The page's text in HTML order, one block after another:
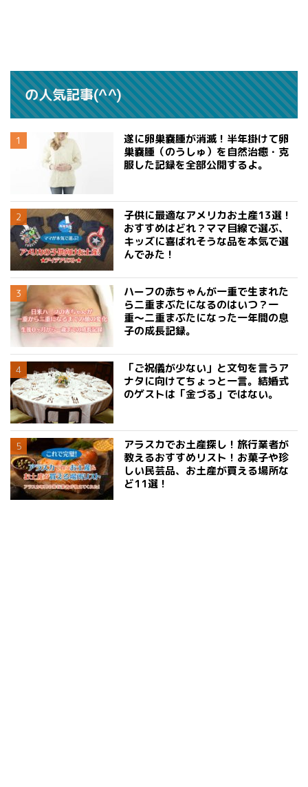
の人気記事(^^)
遂に卵巣嚢腫が消滅！半年掛けて卵
巣嚢腫（のうしゅ）を自然治癒・克
服した記録を全部公開するよ。
子供に最適なアメリカお土産13選！
おすすめはどれ？ママ目線で選ぶ、
キッズに喜ばれそうな品を本気で選
んでみた！
ハーフの赤ちゃんが一重で生まれた
ら二重まぶたになるのはいつ？一
重〜二重まぶたになった一年間の息
子の成長記録。
「ご祝儀が少ない」と文句を言うア
ナタに向けてちょっと一言。結婚式
のゲストは「金づる」ではない。
アラスカでお土産探し！旅行業者が
教えるおすすめリスト！お菓子や珍
しい民芸品、お土産が買える場所な
ど11選！